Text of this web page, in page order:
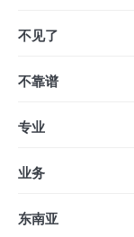
不见了
不靠谱
专业
业务
东南亚